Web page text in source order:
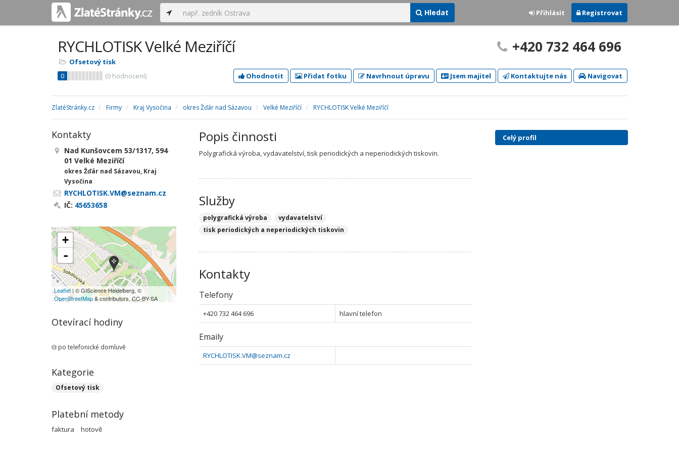
Hledat Přihlásit Registrovat
RYCHLOTISK Velké Meziříčí
Ofsetový tisk
0
(0 hodnocení)
+420 732 464 696
Ohodnotit Přidat fotku Navrhnout úpravu Jsem majitel Kontaktujte nás Navigovat
ZlatéStránky.cz Firmy Kraj Vysočina okres Žďár nad Sázavou Velké Meziříčí RYCHLOTISK Velké Meziříčí
Popis činnosti
Polygrafická výroba, vydavatelství, tisk periodických a neperiodických tiskovin.
Služby
polygrafická výroba
vydavatelství
tisk periodických a neperiodických tiskovin
Kontakty
Telefony
+420 732 464 696 hlavní telefon
Emaily
RYCHLOTISK.VM@seznam.cz
Kontakty
Nad Kunšovcem 53/1317, 594
01 Velké Meziříčí
okres Žďár nad Sázavou, Kraj
Vysočina
RYCHLOTISK.VM@seznam.cz
IČ: 45653658
+
-
Leaflet| © GIScience Heidelberg, ©
OpenStreetMap& contributors, CC-BY-SA
Otevírací hodiny
po telefonické domluvě
Kategorie
Ofsetový tisk
Platební metody
faktura hotově
Celý profil